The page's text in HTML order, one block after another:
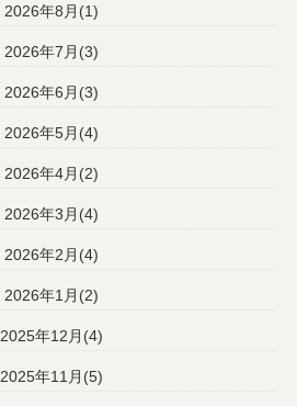
2026年8月(1)
2026年7月(3)
2026年6月(3)
2026年5月(4)
2026年4月(2)
2026年3月(4)
2026年2月(4)
2026年1月(2)
2025年12月(4)
2025年11月(5)